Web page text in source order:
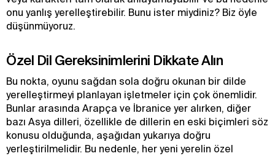
onu yanlış yerelleştirebilir. Bunu ister miydiniz? Biz öyle
düşünmüyoruz.
Özel Dil Gereksinimlerini Dikkate Alın
Bu nokta, oyunu sağdan sola doğru okunan bir dilde
yerelleştirmeyi planlayan işletmeler için çok önemlidir.
Bunlar arasında Arapça ve İbranice yer alırken, diğer
bazı Asya dilleri, özellikle de dillerin en eski biçimleri söz
konusu olduğunda, aşağıdan yukarıya doğru
yerleştirilmelidir. Bu nedenle, her yeni yerelin özel